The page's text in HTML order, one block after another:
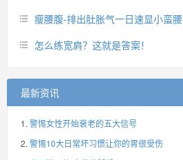
瘦腰腹-排出肚胀气一日速显小蛮腰
怎么练宽肩？这就是答案！
最新资讯
警惕女性开始衰老的五大信号
警惕10大日常坏习惯让你的胃很受伤